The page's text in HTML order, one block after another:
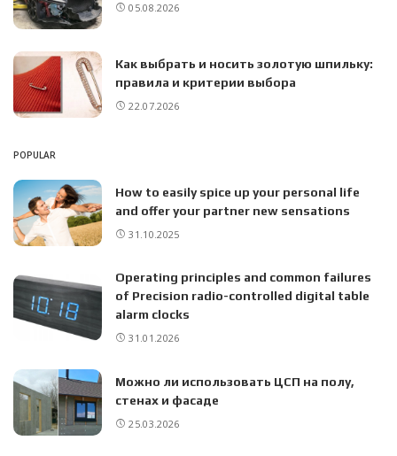
05.08.2026
Как выбрать и носить золотую шпильку:
правила и критерии выбора
22.07.2026
POPULAR
How to easily spice up your personal life
and offer your partner new sensations
31.10.2025
Operating principles and common failures
of Precision radio-controlled digital table
alarm clocks
31.01.2026
Можно ли использовать ЦСП на полу,
стенах и фасаде
25.03.2026